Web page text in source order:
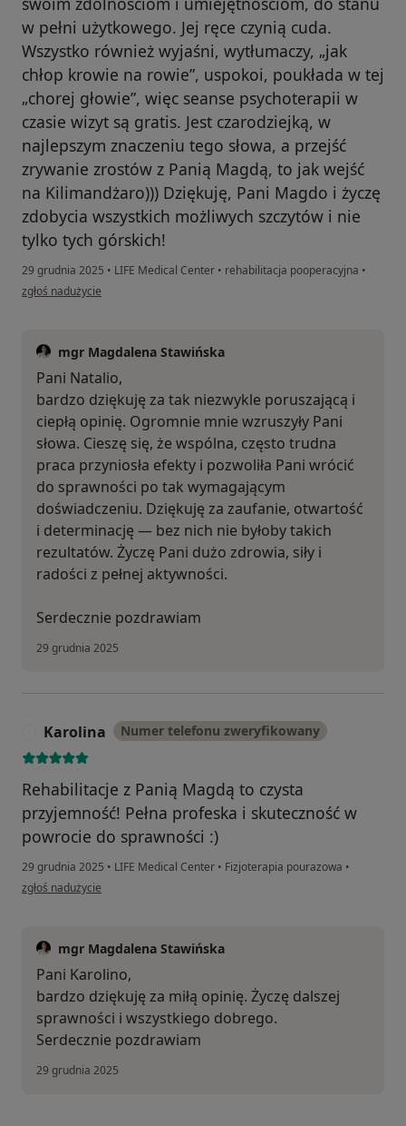
w pełni użytkowego. Jej ręce czynią cuda.
Wszystko również wyjaśni, wytłumaczy, „jak
chłop krowie na rowie”, uspokoi, poukłada w tej
„chorej głowie”, więc seanse psychoterapii w
czasie wizyt są gratis. Jest czarodziejką, w
najlepszym znaczeniu tego słowa, a przejść
zrywanie zrostów z Panią Magdą, to jak wejść
na Kilimandżaro))) Dziękuję, Pani Magdo i życzę
zdobycia wszystkich możliwych szczytów i nie
tylko tych górskich!
29 grudnia 2025 • LIFE Medical Center • rehabilitacja pooperacyjna •
w opinii użytkownika Natalia Gawrońska
zgłoś nadużycie
mgr Magdalena Stawińska
Pani Natalio,
bardzo dziękuję za tak niezwykle poruszającą i
ciepłą opinię. Ogromnie mnie wzruszyły Pani
słowa. Cieszę się, że wspólna, często trudna
praca przyniosła efekty i pozwoliła Pani wrócić
do sprawności po tak wymagającym
doświadczeniu. Dziękuję za zaufanie, otwartość
i determinację — bez nich nie byłoby takich
rezultatów. Życzę Pani dużo zdrowia, siły i
radości z pełnej aktywności.
Serdecznie pozdrawiam
29 grudnia 2025
Karolina Numer telefonu zweryfikowany
Rehabilitacje z Panią Magdą to czysta
przyjemność! Pełna profeska i skuteczność w
powrocie do sprawności :)
29 grudnia 2025 • LIFE Medical Center • Fizjoterapia pourazowa •
w opinii użytkownika Karolina
zgłoś nadużycie
mgr Magdalena Stawińska
Pani Karolino,
bardzo dziękuję za miłą opinię. Życzę dalszej
sprawności i wszystkiego dobrego.
Serdecznie pozdrawiam
29 grudnia 2025